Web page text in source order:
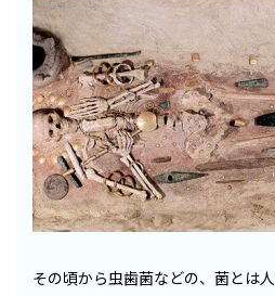
その頃から虫歯菌などの、菌とは